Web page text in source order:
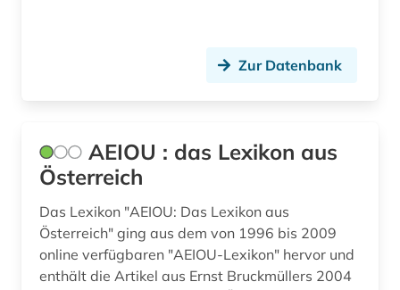
wörterbuch (20)
zahnmedizin (1)
zahntechnik (1)
ägyptisch (1)
Zur Datenbank
AEIOU : das Lexikon aus
Österreich
Das Lexikon "AEIOU: Das Lexikon aus
Österreich" ging aus dem von 1996 bis 2009
online verfügbaren "AEIOU-Lexikon" hervor und
enthält die Artikel aus Ernst Bruckmüllers 2004